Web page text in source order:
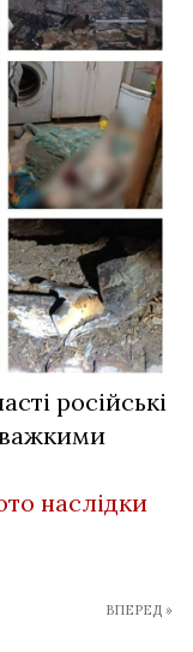
російські
важкими
наслідки
ВПЕРЕД »